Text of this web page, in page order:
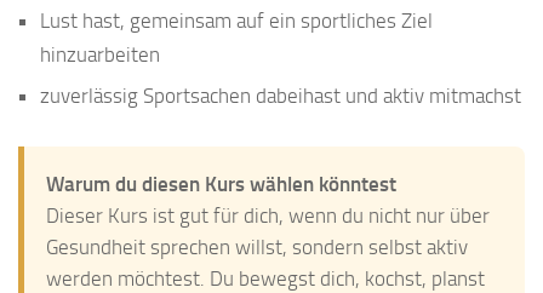
Lust hast, gemeinsam auf ein sportliches Ziel
hinzuarbeiten
zuverlässig Sportsachen dabeihast und aktiv mitmachst
Warum du diesen Kurs wählen könntest
Dieser Kurs ist gut für dich, wenn du nicht nur über
Gesundheit sprechen willst, sondern selbst aktiv
werden möchtest. Du bewegst dich, kochst, planst